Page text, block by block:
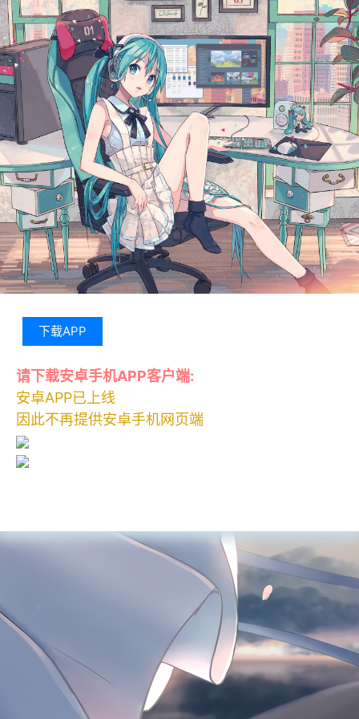
下载APP
请下载安卓手机APP客户端:
安卓APP已上线
因此不再提供安卓手机网页端